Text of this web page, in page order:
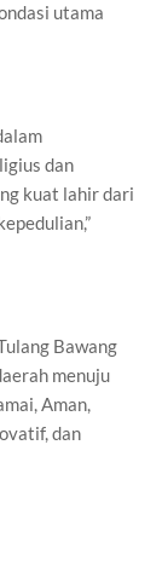
utama
dan
kuat lahir dari
Bawang
menuju
Aman,
dan